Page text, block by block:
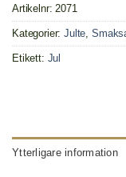
Artikelnr: 2071
Kategorier:Julte
Etikett: Jul
Ytterligare information